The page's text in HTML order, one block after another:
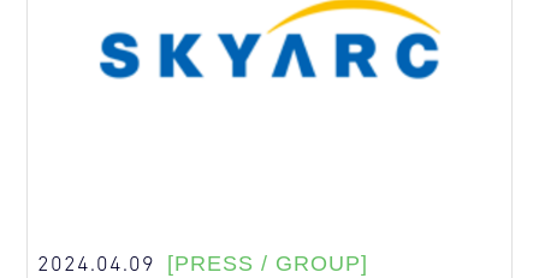
2024.04.09 [PRESS / GROUP]